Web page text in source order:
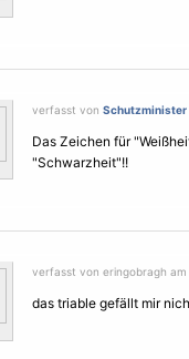
verfasst von Schutzminister
Das Zeichen für
"Schwarzheit"!!
verfasst von eringobragh
das triable gefällt mir